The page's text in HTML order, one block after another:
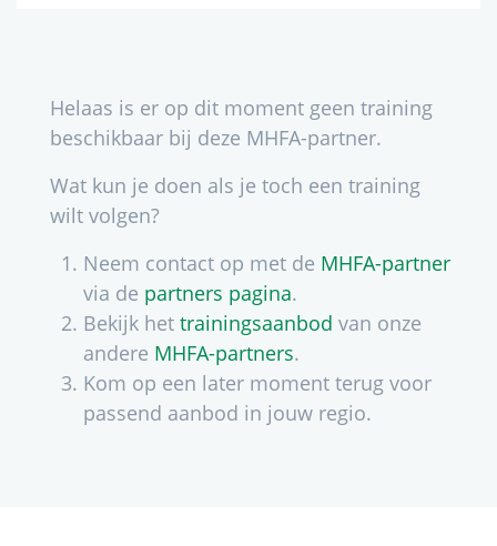
Helaas is er op dit moment geen training
beschikbaar bij deze MHFA-partner.
Wat kun je doen als je toch een training
wilt volgen?
Neem contact op met de MHFA-partner
via de partners pagina.
Bekijk het trainingsaanbod van onze
andere MHFA-partners.
Kom op een later moment terug voor
passend aanbod in jouw regio.